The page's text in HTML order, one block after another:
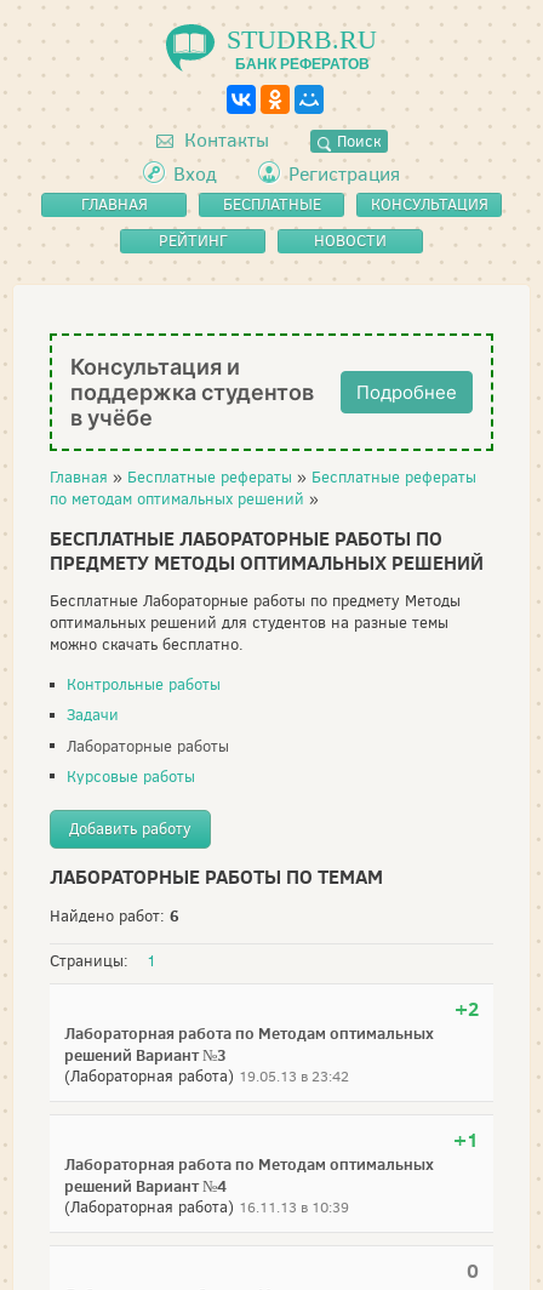
STUDRB.RU
БАНК РЕФЕРАТОВ
Контакты Поиск
Вход Регистрация
ГЛАВНАЯ
БЕСПЛАТНЫЕ
РЕФЕРАТЫ
КОНСУЛЬТАЦИЯ
РЕЙТИНГ
НОВОСТИ
Консультация и
поддержка студентов
в учёбе
Подробнее
Главная » Бесплатные рефераты » Бесплатные рефераты
по методам оптимальных решений »
БЕСПЛАТНЫЕ ЛАБОРАТОРНЫЕ РАБОТЫ ПО
ПРЕДМЕТУ МЕТОДЫ ОПТИМАЛЬНЫХ РЕШЕНИЙ
Бесплатные Лабораторные работы по предмету Методы
оптимальных решений для студентов на разные темы
можно скачать бесплатно.
Контрольные работы
Задачи
Лабораторные работы
Курсовые работы
Добавить работу
ЛАБОРАТОРНЫЕ РАБОТЫ ПО ТЕМАМ
Найдено работ: 6
Страницы: 1
+2
Лабораторная работа по Методам оптимальных
решений Вариант №3
(Лабораторная работа) 19.05.13 в 23:42
+1
Лабораторная работа по Методам оптимальных
решений Вариант №4
(Лабораторная работа) 16.11.13 в 10:39
0